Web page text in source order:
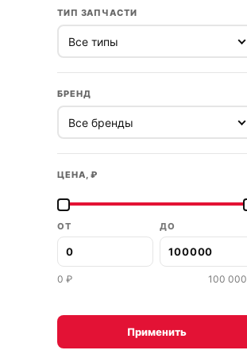
ТИП ЗАПЧАСТИ
БРЕНД
ЦЕНА, ₽
ОТ ДО
0 ₽ 100 000
Применить